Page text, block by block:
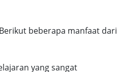
beberapa manfaat dari
yang sangat